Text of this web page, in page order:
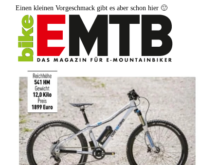
Einen kleinen Vorgeschmack gibt es aber schon hier 🙂